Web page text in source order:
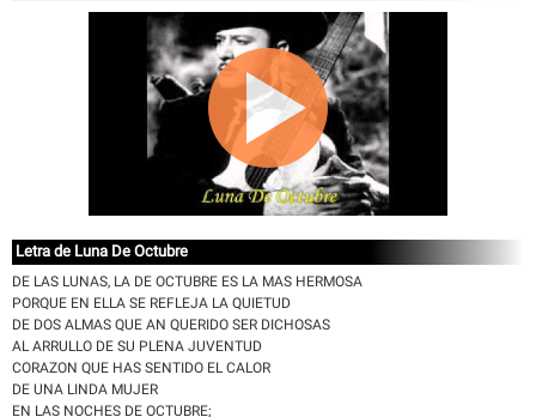
Letra de Luna De Octubre
DE LAS LUNAS, LA DE OCTUBRE ES LA MAS HERMOSA
PORQUE EN ELLA SE REFLEJA LA QUIETUD
DE DOS ALMAS QUE AN QUERIDO SER DICHOSAS
AL ARRULLO DE SU PLENA JUVENTUD
CORAZON QUE HAS SENTIDO EL CALOR
DE UNA LINDA MUJER
EN LAS NOCHES DE OCTUBRE;